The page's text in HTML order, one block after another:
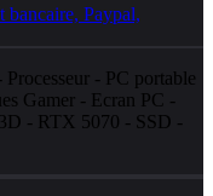
Processeur- PC portable
Gamer - Ecran PC -
- RTX 5070 - SSD -